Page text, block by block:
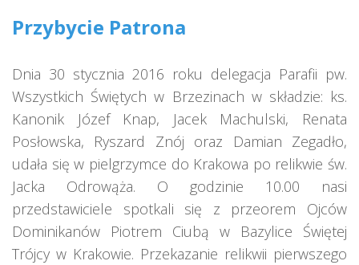
Przybycie Patrona
Dnia 30 stycznia 2016 roku delegacja Parafii pw.
Wszystkich Świętych w Brzezinach w składzie: ks.
Kanonik Józef Knap, Jacek Machulski, Renata
Posłowska, Ryszard Znój oraz Damian Zegadło,
udała się w pielgrzymce do Krakowa po relikwie św.
Jacka Odrowąża. O godzinie 10.00 nasi
przedstawiciele spotkali się z przeorem Ojców
Dominikanów Piotrem Ciubą w Bazylice Świętej
Trójcy w Krakowie. Przekazanie relikwii pierwszego